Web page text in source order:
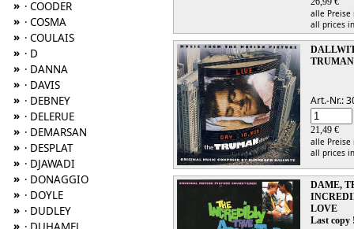
» · COODER
» · COSMA
» · COULAIS
» · D
» · DANNA
» · DAVIS
» · DEBNEY
» · DELERUE
» · DEMARSAN
» · DESPLAT
» · DJAWADI
» · DONAGGIO
» · DOYLE
» · DUDLEY
»
alle
all prices
Art.-Nr.:
21,49 €
alle
all prices
DAME,
LOVE
Last copy